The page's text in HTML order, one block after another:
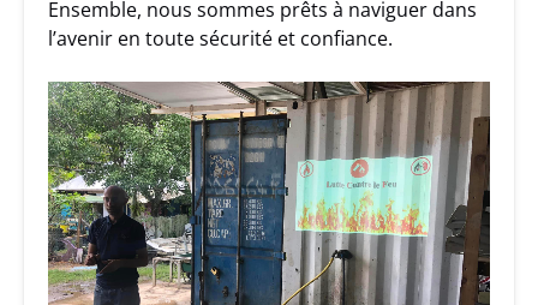
Ensemble, nous sommes prêts à naviguer dans
l’avenir en toute sécurité et confiance.